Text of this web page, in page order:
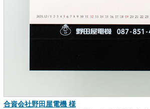
合資会社野田屋電機 様